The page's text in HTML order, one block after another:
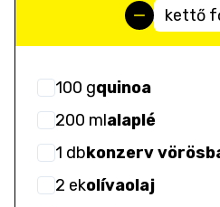
kettő
100 gquinoa
200 mlalaplé
1 dbkonzerv
2 ekolívaolaj